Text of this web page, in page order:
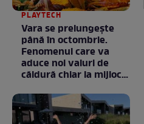
PLAYTECH
Vara se prelungeşte
până în octombrie.
Fenomenul care va
aduce noi valuri de
căldură chiar la mijlocul